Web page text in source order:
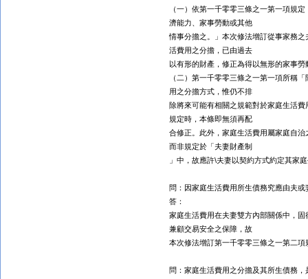
（一）依第一千零零三條之一第一項規
濟能力、家事勞動或其他
情事分擔之。」本次修法增訂從事家務
活費用之分擔，已由過去
以有形的財產，修正為得以無形的家事勞
（二）第一千零零三條之一第一項所稱
用之分擔方式，惟仍不排
除將來可能有相關之規範對於家庭生活
規定時，本條即無須再配
合修正。此外，家庭生活費用屬家庭自
而非規定於「夫妻財產制
」中，故應許\夫妻以契約方式約定其家
問：因家庭生活費用所生債務究應由夫或
答：
家庭生活費用在夫妻雙方內部關係中，
兼顧交易安全之保障，故
本次修法增訂第一千零零三條之一第二
問：家庭生活費用之分擔及其所生債務